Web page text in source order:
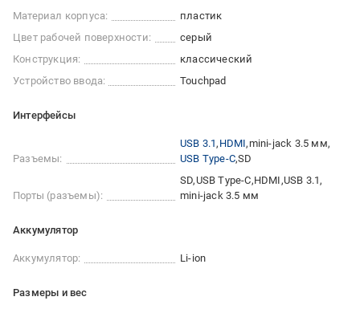
Материал корпуса:
пластик
Цвет рабочей поверхности:
серый
Конструкция:
классический
Устройство ввода:
Touchpad
Интерфейсы
Разъемы:
USB 3.1 HDMI mini-jack 3.5 мм
USB Type-C SD
Порты (разъемы):
SD USB Type-C HDMI USB 3.1
mini-jack 3.5 мм
Аккумулятор
Аккумулятор: Li-ion
Размеры и вес